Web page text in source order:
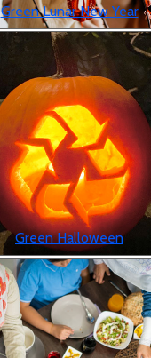
Green Lunar New Year
Green Halloween